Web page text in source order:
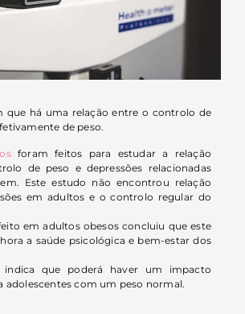
que há uma relação entre o controlo de
de peso.
foram feitos para estudar a relação
de peso e depressões relacionadas
Este estudo não encontrou relação
em adultos e o controlo regular do
em adultos obesos concluiu que este
a saúde psicológica e bem-estar dos
indica que poderá haver um impacto
adolescentes com um peso normal.